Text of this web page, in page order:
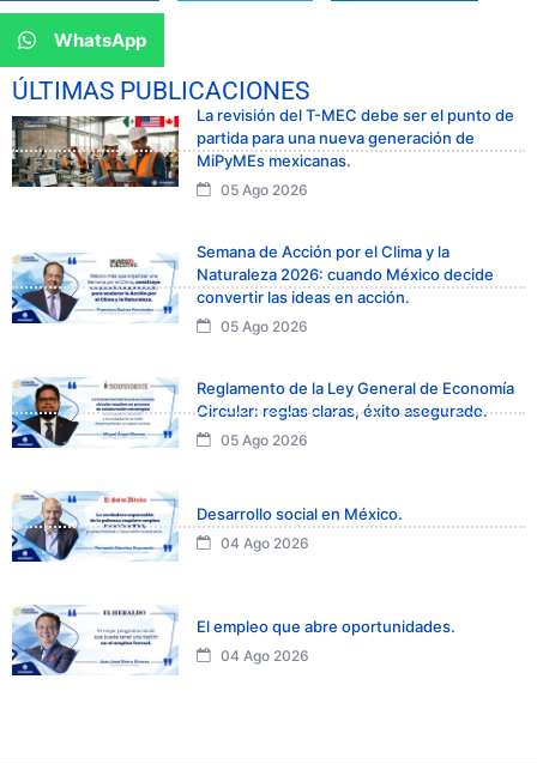
WhatsApp
ÚLTIMAS PUBLICACIONES
La revisión del T-MEC debe ser el punto de
partida para una nueva generación de
MiPyMEs mexicanas.
05 Ago 2026
Semana de Acción por el Clima y la
Naturaleza 2026: cuando México decide
convertir las ideas en acción.
05 Ago 2026
Reglamento de la Ley General de Economía
Circular: reglas claras, éxito asegurado.
05 Ago 2026
Desarrollo social en México.
04 Ago 2026
El empleo que abre oportunidades.
04 Ago 2026